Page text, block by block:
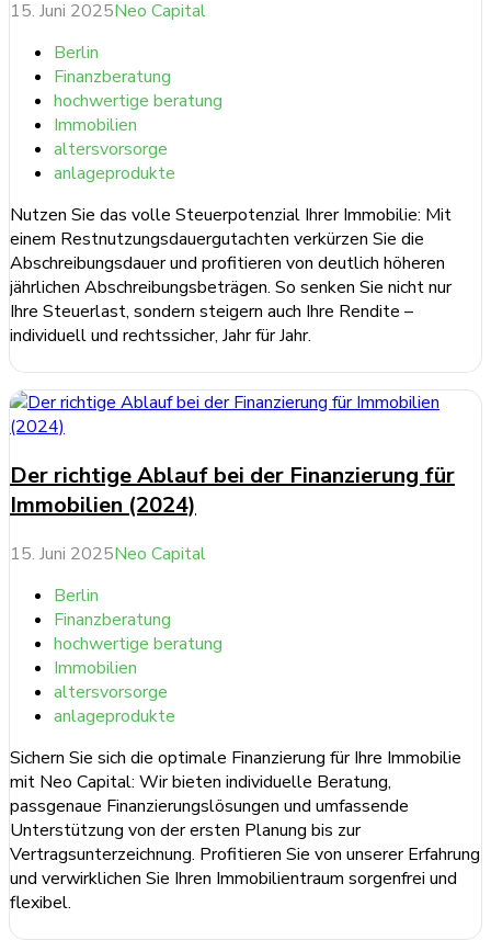
15. Juni 2025Neo Capital
Berlin
Finanzberatung
hochwertige beratung
Immobilien
altersvorsorge
anlageprodukte
Nutzen Sie das volle Steuerpotenzial Ihrer Immobilie: Mit
einem Restnutzungsdauergutachten verkürzen Sie die
Abschreibungsdauer und profitieren von deutlich höheren
jährlichen Abschreibungsbeträgen. So senken Sie nicht nur
Ihre Steuerlast, sondern steigern auch Ihre Rendite –
individuell und rechtssicher, Jahr für Jahr.
weiterlesen ...
Der richtige Ablauf bei der Finanzierung für
Immobilien (2024)
15. Juni 2025Neo Capital
Berlin
Finanzberatung
hochwertige beratung
Immobilien
altersvorsorge
anlageprodukte
Sichern Sie sich die optimale Finanzierung für Ihre Immobilie
mit Neo Capital: Wir bieten individuelle Beratung,
passgenaue Finanzierungslösungen und umfassende
Unterstützung von der ersten Planung bis zur
Vertragsunterzeichnung. Profitieren Sie von unserer Erfahrung
und verwirklichen Sie Ihren Immobilientraum sorgenfrei und
flexibel.
weiterlesen ...